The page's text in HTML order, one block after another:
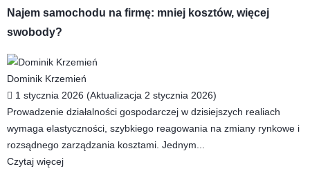
Najem samochodu na firmę: mniej kosztów, więcej
swobody?
Dominik Krzemień
1 stycznia 2026 (Aktualizacja 2 stycznia 2026)
Prowadzenie działalności gospodarczej w dzisiejszych realiach
wymaga elastyczności, szybkiego reagowania na zmiany rynkowe i
rozsądnego zarządzania kosztami. Jednym...
Czytaj więcej